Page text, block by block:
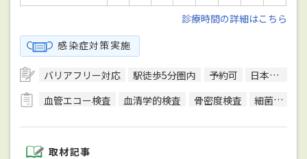
診療時間の詳細はこちら
感染症対策実施
バリアフリー対応 駅徒歩5分圏内 予約可
日本循環器学会循環器専門医
血管エコー検査
血清学的検査 骨密度検査 細菌検査
取材記事